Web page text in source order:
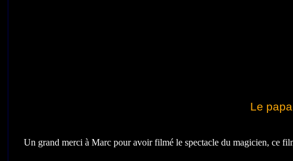
Le
Un grand merci à Marc pour avoir filmé le spectacle du magicien, ce